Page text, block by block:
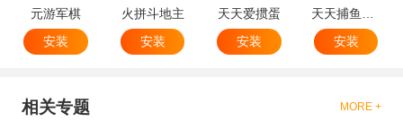
元游军棋
安装
火拼斗地主
安装
天天爱掼蛋
安装
安装
相关专题 MORE +